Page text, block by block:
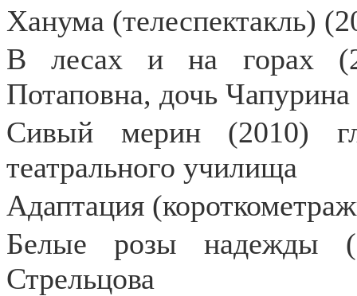
Ханума (телеспектакль)
В лесах и на горах
Потаповна, дочь Чапурина
Сивый мерин (2010)
театрального училища
Адаптация
Белые розы надежды
Стрельцова